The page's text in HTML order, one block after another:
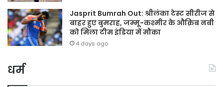
Jasprit Bumrah Out: श्रीलंका टेस्ट सीरीज से
बाहर हुए बुमराह, जम्मू-कश्मीर के औक़िब नबी
को मिला टीम इंडिया में मौका
4 days ago
धर्म